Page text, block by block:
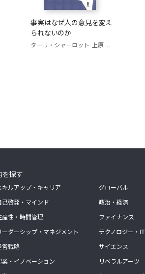
事実はなぜ人の意見を変え
られないのか
ターリ・シャーロット 上原 直子（訳）
を探す
キルアップ・キャリア
己啓発・マインド
産性・時間管理
ーダーシップ・マネジメント
営戦略
業・イノベーション
グローバル
政治・経済
ファイナンス
テクノロジー・IT
サイエンス
リベラルアーツ